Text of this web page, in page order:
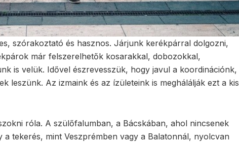
szórakoztató és hasznos. Járjunk kerékpárral dolgozni,
már felszerelhetők kosarakkal, dobozokkal,
is velük. Idővel észrevesszük, hogy javul a koordinációnk,
leszünk. Az izmaink és az ízületeink is meghálálják ezt a kis
róla. A szülőfalumban, a Bácskában, ahol nincsenek
a tekerés, mint Veszprémben vagy a Balatonnál, nyolcvan